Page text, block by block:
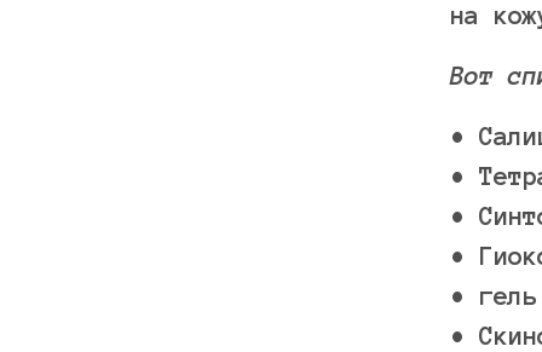
на
Вот
•
•
•
•
•
•